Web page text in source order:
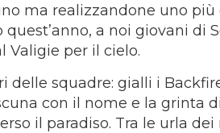
ma realizzandone uno più
a noi giovani di
Valigie per il cielo.
delle squadre: gialli i
con il nome e la grinta
il paradiso. Tra le urla dei